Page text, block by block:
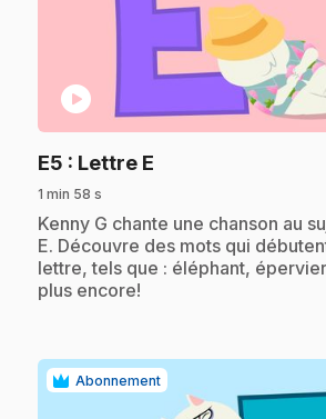
play_circle
E5 : Lettre E
1 min 58 s
.Kenny G chante une chanson au
E. Découvre des mots qui
lettre, tels que : éléphant,
plus encore!
Abonnement